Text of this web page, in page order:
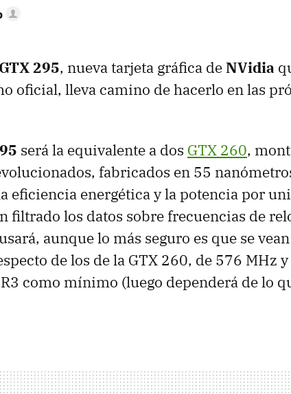
GTX295, nueva tarjeta gráfica deNVidia
oficial, lleva camino de hacerlo en las
será la equivalente a dos GTX 260,
fabricados en 55
eficiencia energética y la potencia por
filtrado los datos sobre frecuencias de
aunque lo más seguro es que se vean
de los de la GTX 260, de 576 MHz
como mínimo (luego dependerá de lo